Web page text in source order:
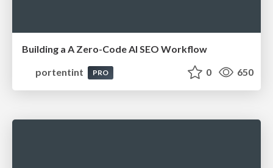
Building a A Zero-Code AI SEO Workflow
portentint
PRO 0 650